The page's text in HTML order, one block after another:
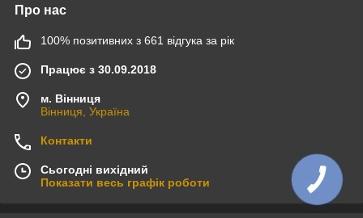
Про нас
100% позитивних з 661 відгука за рік
Працює з 30.09.2018
м. Вінниця
Вінниця, Україна
Контакти
Сьогодні вихідний
Показати весь графік роботи